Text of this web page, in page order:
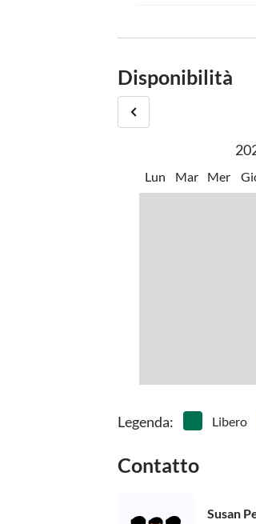
Disponibilità
Lun Mar Mer
Legenda: Libero
Contatto
Susan